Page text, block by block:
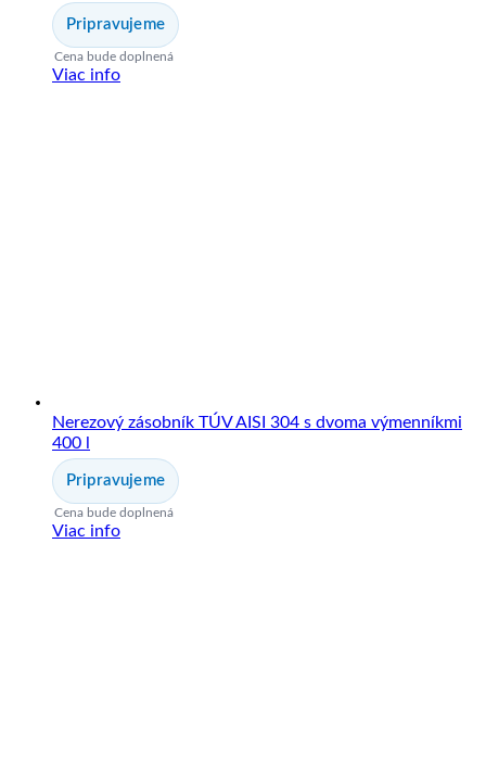
Pripravujeme
Cena bude doplnená
Viac info
Nerezový zásobník TÚV AISI 304 s dvoma výmenníkmi
400 l
Pripravujeme
Cena bude doplnená
Viac info